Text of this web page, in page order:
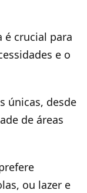
é crucial para
e o
únicas, desde
de áreas
ou lazer e